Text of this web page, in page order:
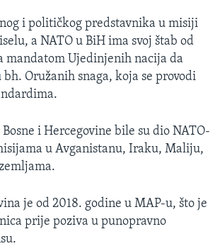
i političkog predstavnika u misiji
a NATO u BiH ima svoj štab od
mandatom Ujedinjenih nacija da
Oružanih snaga, koja se provodi
i Hercegovine bile su dio NATO-
u Avganistanu, Iraku, Maliju,
je od 2018. godine u MAP-u, što je
prije poziva u punopravno